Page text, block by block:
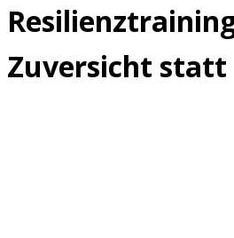
Zuversicht statt